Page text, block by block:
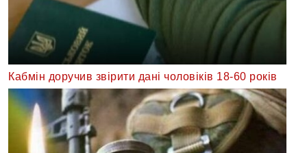
Кабмін доручив звірити дані чоловіків 18-60 років